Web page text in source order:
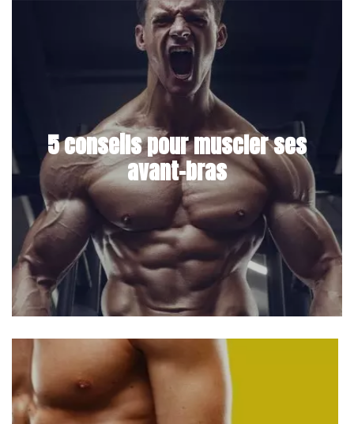
5 conseils pour muscler ses
avant-bras